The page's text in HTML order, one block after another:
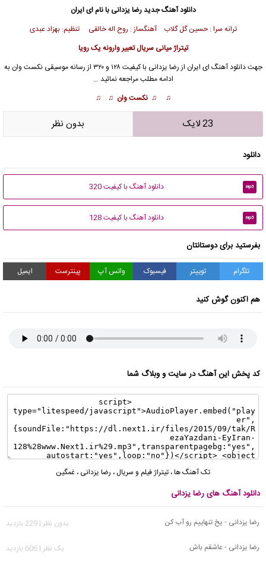
دانلود آهنگ جدیدرضا یزدانی با نام ای ایران
ترانه سرا : حسین گل گلاب آهنگساز : روح اله خالقی تنظیم: بهزاد عبدی
تیتراژ میانی سریال تعبیر وارونه یک رویا
جهت دانلود آهنگ ای ایران از رضا یزدانی
با کیفیت ۱۲۸ و ۳۲۰ از رسانه موسیقی نکست وان به
ادامه مطلب مراجعه نمائید …
♫ ♫ نکست وان ♫ ♫
23 لایک بدون نظر
دانلود
mp3 دانلود آهنگ با کیفیت 320
mp3 دانلود آهنگ با کیفیت 128
بفرستید برای دوستانتان
تلگرام توییتر فیسبوک واتس آپ پینترست ایمیل
هم اکنون گوش کنید
کد پخش این آهنگ در سایت و وبلاگ شما
تک آهنگ ها، تیتراژ فیلم و سریال ، رضا یزدانی ، غمگین
دانلود آهنگ های رضا یزدانی
رضا یزدانی - یخ تنهاییم رو آب کن
بدون نظر | 229 بازدید
رضا یزدانی - عاشقم باش
يک نظر | 606 بازدید